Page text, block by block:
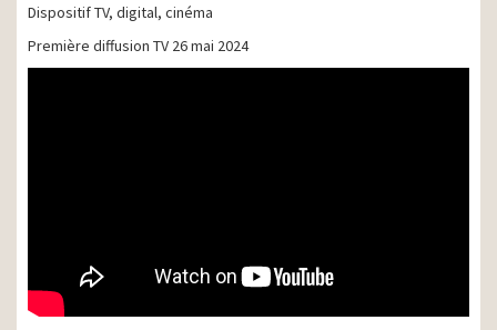
Dispositif TV, digital, cinéma
Première diffusion TV 26 mai 2024